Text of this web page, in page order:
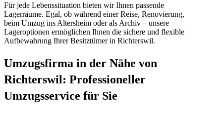
Für jede Lebenssituation bieten wir Ihnen passende
Lagerräume. Egal, ob während einer Reise, Renovierung,
beim Umzug ins Altersheim oder als Archiv – unsere
Lageroptionen ermöglichen Ihnen die sichere und flexible
Aufbewahrung Ihrer Besitztümer in Richterswil.
Umzugsfirma in der Nähe von
Richterswil: Professioneller
Umzugsservice für Sie